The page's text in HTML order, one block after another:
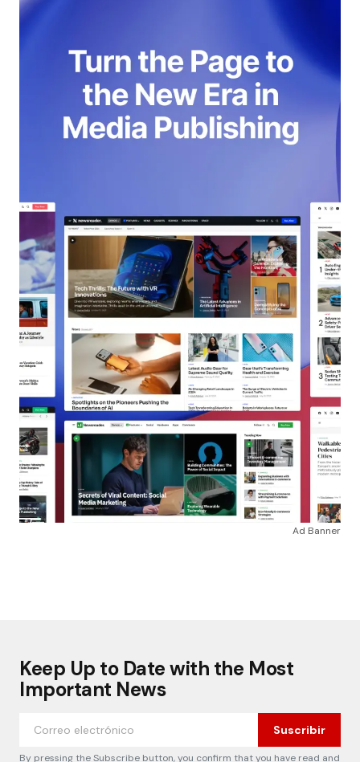
Ad Banner
Keep Up to Date with the Most
Important News
Suscribir
By pressing the Subscribe button, you confirm that you have read and